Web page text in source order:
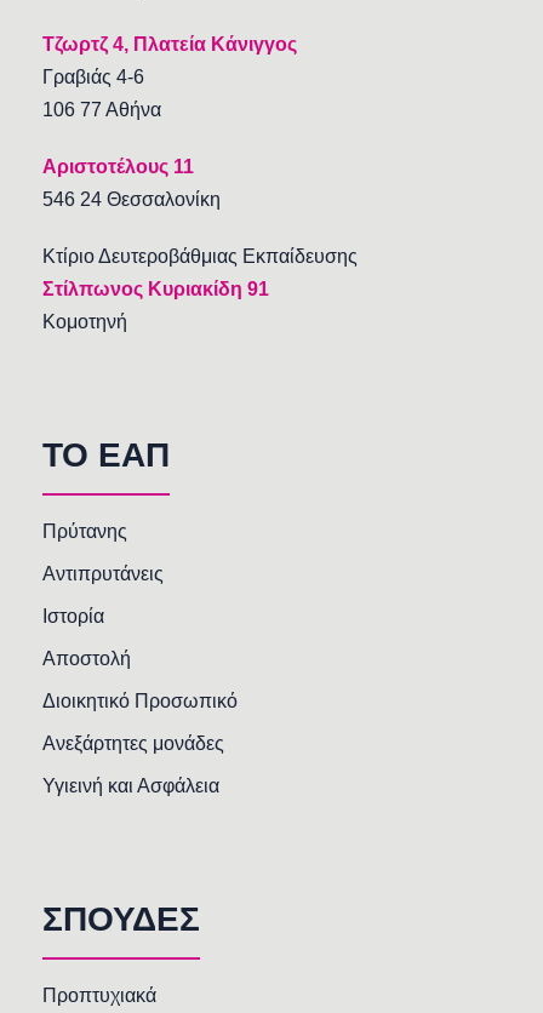
Τζωρτζ 4, Πλατεία Κάνιγγος
Γραβιάς 4-6
106 77 Αθήνα
Αριστοτέλους 11
546 24 Θεσσαλονίκη
Κτίριο Δευτεροβάθμιας Εκπαίδευσης
Στίλπωνος Κυριακίδη 91
Κομοτηνή
TO EAΠ
Πρύτανης
Αντιπρυτάνεις
Ιστορία
Αποστολή
Διοικητικό Προσωπικό
Ανεξάρτητες μονάδες
Υγιεινή και Ασφάλεια
ΣΠΟΥΔΕΣ
Προπτυχιακά